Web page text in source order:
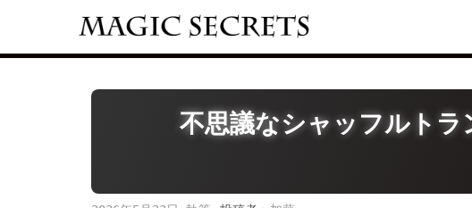
不思議なシャッフルトラ